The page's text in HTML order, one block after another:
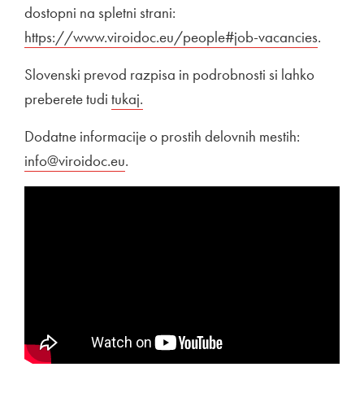
dostopni na spletni strani:
https://www.viroidoc.eu/people#job-vacanciesOdpira
.
Slovenski prevod razpisa in podrobnosti si lahko
preberete tudi Povezava na dokument
tukaj.
Dodatne informacije o prostih delovnih mestih:
info@viroidoc.eu.